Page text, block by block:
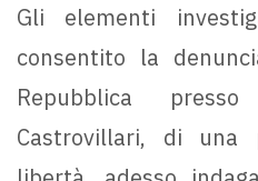
Gli elementi
consentito la
Repubblica
Castrovillari, di